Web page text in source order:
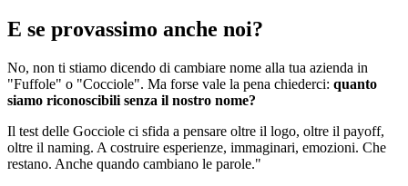
E se provassimo anche noi?
No, non ti stiamo dicendo di cambiare nome alla tua azienda in
"Fuffole" o "Cocciole". Ma forse vale la pena chiederci: quanto
siamo riconoscibili senza il nostro nome?
Il test delle Gocciole ci sfida a pensare oltre il logo, oltre il payoff,
oltre il naming. A costruire esperienze, immaginari, emozioni. Che
restano. Anche quando cambiano le parole."